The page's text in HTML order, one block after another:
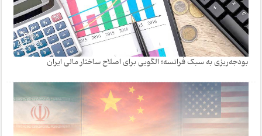
بودجه‌ریزی به سبک فرانسه؛ الگویی برای اصلاح ساختار مالی ایران